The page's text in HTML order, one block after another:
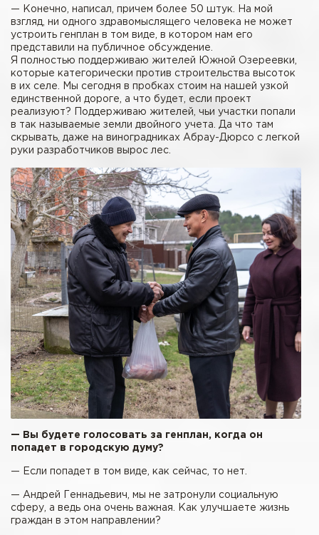
— Конечно, написал, причем более 50 штук. На мой
взгляд, ни одного здравомыслящего человека не может
устроить генплан в том виде, в котором нам его
представили на публичное обсуждение.
Я полностью поддерживаю жителей Южной Озереевки,
которые категорически против строительства высоток
в их селе. Мы сегодня в пробках стоим на нашей узкой
единственной дороге, а что будет, если проект
реализуют? Поддерживаю жителей, чьи участки попали
в так называемые земли двойного учета. Да что там
скрывать, даже на виноградниках Абрау-Дюрсо с легкой
руки разработчиков вырос лес.
— Вы будете голосовать за генплан, когда он
попадет в городскую думу?
— Если попадет в том виде, как сейчас, то нет.
— Андрей Геннадьевич, мы не затронули социальную
сферу, а ведь она очень важная. Как улучшаете жизнь
граждан в этом направлении?